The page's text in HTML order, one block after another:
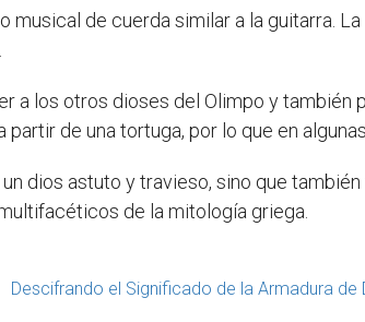
de cuerda similar a la guitarra.
a los otros dioses del Olimpo y también
de una tortuga, por lo que en
dios astuto y travieso, sino que
de la mitología griega.
Descifrando el Significado de la Armadura de